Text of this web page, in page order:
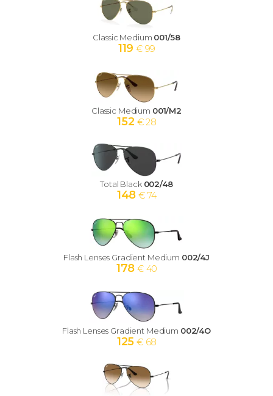
Classic Medium 001/58
119 € 99
Classic Medium 001/M2
152 € 28
Total Black 002/48
148 € 74
Flash Lenses Gradient Medium 002/4J
178 € 40
Flash Lenses Gradient Medium 002/4O
125 € 68